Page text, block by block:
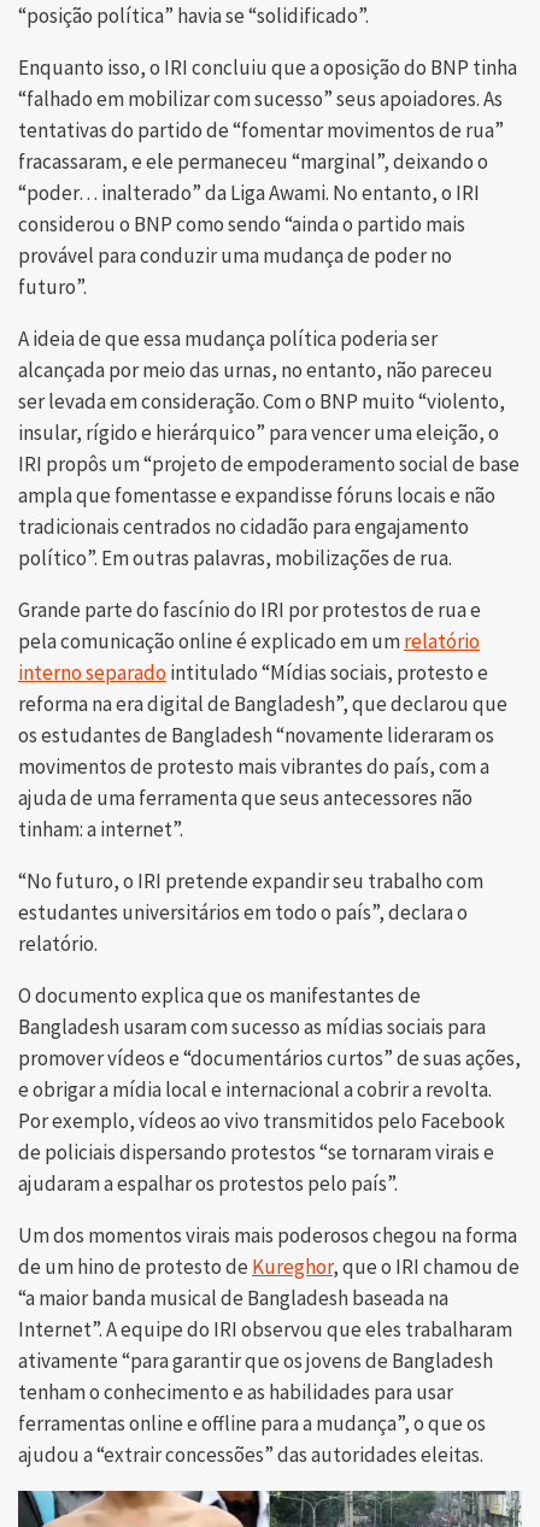
“posição política” havia se “solidificado”.
Enquanto isso, o IRI concluiu que a oposição do BNP tinha
“falhado em mobilizar com sucesso” seus apoiadores. As
tentativas do partido de “fomentar movimentos de rua”
fracassaram, e ele permaneceu “marginal”, deixando o
“poder… inalterado” da Liga Awami. No entanto, o IRI
considerou o BNP como sendo “ainda o partido mais
provável para conduzir uma mudança de poder no
futuro”.
A ideia de que essa mudança política poderia ser
alcançada por meio das urnas, no entanto, não pareceu
ser levada em consideração. Com o BNP muito “violento,
insular, rígido e hierárquico” para vencer uma eleição, o
IRI propôs um “projeto de empoderamento social de base
ampla que fomentasse e expandisse fóruns locais e não
tradicionais centrados no cidadão para engajamento
político”. Em outras palavras, mobilizações de rua.
Grande parte do fascínio do IRI por protestos de rua e
pela comunicação online é explicado em umrelatório
interno separadointitulado “Mídias sociais, protesto e
reforma na era digital de Bangladesh”, que declarou que
os estudantes de Bangladesh “novamente lideraram os
movimentos de protesto mais vibrantes do país, com a
ajuda de uma ferramenta que seus antecessores não
tinham: a internet”.
“No futuro, o IRI pretende expandir seu trabalho com
estudantes universitários em todo o país”, declara o
relatório.
O documento explica que os manifestantes de
Bangladesh usaram com sucesso as mídias sociais para
promover vídeos e “documentários curtos” de suas ações,
e obrigar a mídia local e internacional a cobrir a revolta.
Por exemplo, vídeos ao vivo transmitidos pelo Facebook
de policiais dispersando protestos “se tornaram virais e
ajudaram a espalhar os protestos pelo país”.
Um dos momentos virais mais poderosos chegou na forma
de um hino de protesto de Kureghor, que o IRI chamou de
“a maior banda musical de Bangladesh baseada na
Internet”. A equipe do IRI observou que eles trabalharam
ativamente “para garantir que os jovens de Bangladesh
tenham o conhecimento e as habilidades para usar
ferramentas online e offline para a mudança”, o que os
ajudou a “extrair concessões” das autoridades eleitas.